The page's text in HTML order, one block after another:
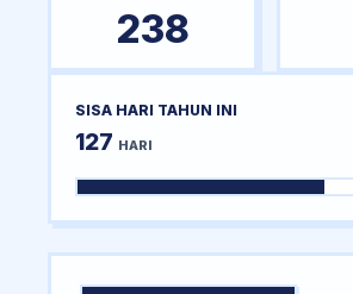
238
SISA HARI TAHUN INI
127 HARI